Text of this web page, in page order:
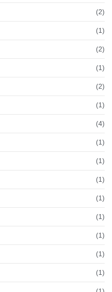
(2)
(1)
(2)
(1)
(2)
(1)
(4)
(1)
(1)
(1)
(1)
(1)
(1)
(1)
(1)